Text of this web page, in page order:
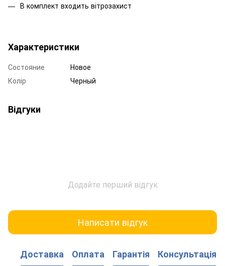
В комплект входить вітрозахист
Характеристики
Состояние
Новое
Колір
Черный
Відгуки
Додайте перший відгук
Написати відгук
Доставка Оплата Гарантія Консультація